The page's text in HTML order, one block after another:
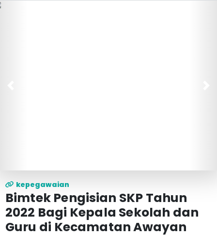
kepegawaian
Bimtek Pengisian SKP Tahun
2022 Bagi Kepala Sekolah dan
Guru di Kecamatan Awayan